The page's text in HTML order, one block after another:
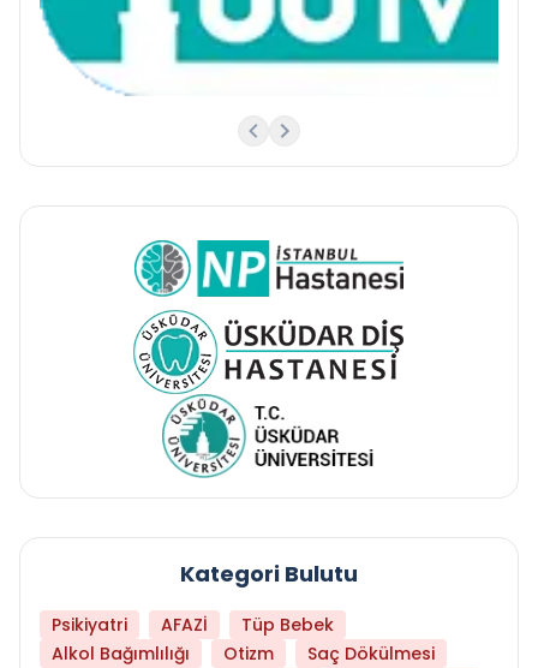
Kategori Bulutu
Psikiyatri AFAZİ
Tüp Bebek
Alkol Bağımlılığı
Otizm
Saç Dökülmesi